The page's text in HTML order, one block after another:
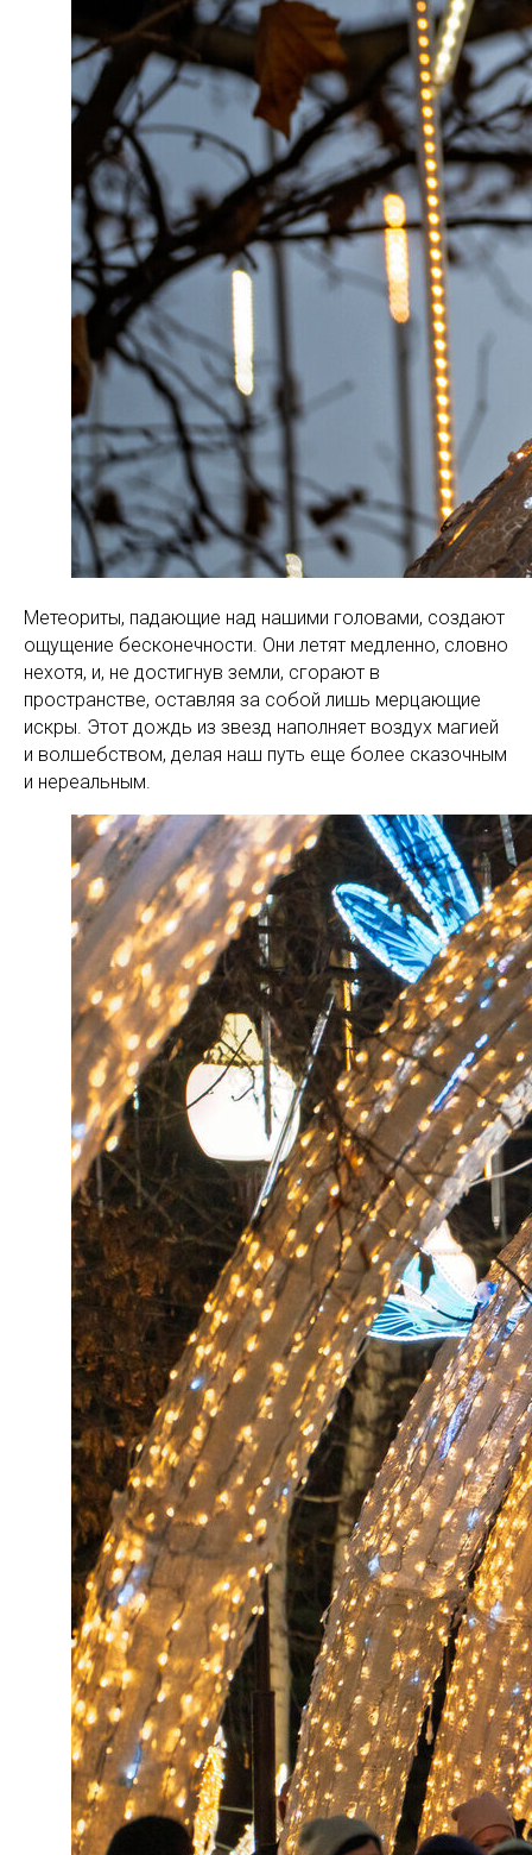
Метеориты, падающие над нашими головами, создают
ощущение бесконечности. Они летят медленно, словно
нехотя, и, не достигнув земли, сгорают в
пространстве, оставляя за собой лишь мерцающие
искры. Этот дождь из звезд наполняет воздух магией
и волшебством, делая наш путь еще более сказочным
и нереальным.